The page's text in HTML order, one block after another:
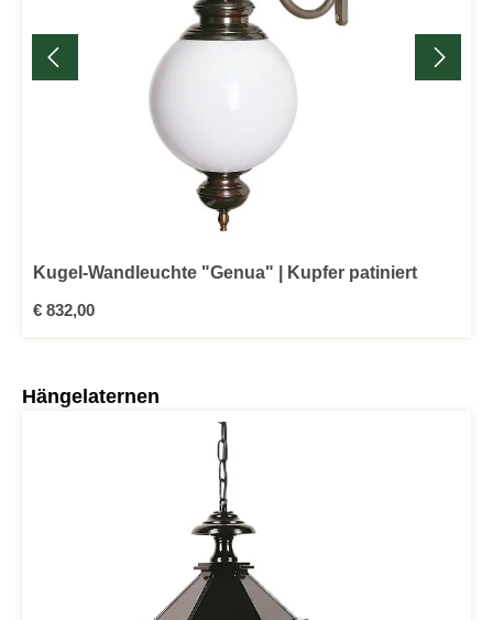
Kugel-Wandleuchte "Genua" | Kupfer patiniert
Regulärer Preis:
€ 832,00
Produktgalerie überspringen
Hängelaternen